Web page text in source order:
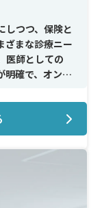
しつつ、保険と
ざまな診療ニー
医師としての
明確で、オンオ
容皮膚科領域で
膚トラブルに向
る総合的な